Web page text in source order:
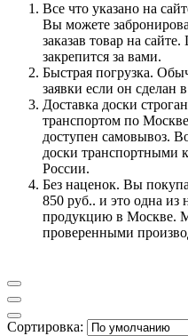
Все что указано на
Вы можете
заказав товар на
закрепится за вами.
Быстрая погрузка.
заявки если он сделан
Доставка доски
транспортом по
доступен самовывоз.
доски транспортными
России.
Без наценок. Вы
850 руб.. и это одна
продукцию в Москве.
проверенными
Сортировка: